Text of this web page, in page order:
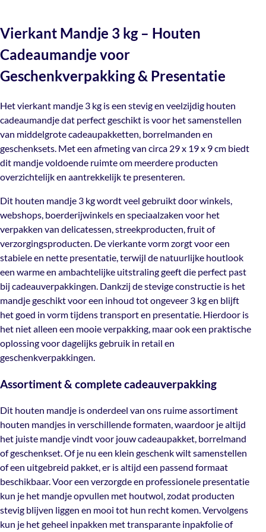
Artikelnummer MV03Z
€10,50 voor bestellingen binnen Nederland
€15 naar bestellingen in België
Mail ons
Het vierkant mandje 3 kg is een stevig en veelzijdig
houten cadeaumandje dat perfect geschikt is voor het
samenstellen van middelgrote cadeaupakketten,
borrelmanden en geschenksets. Met een afmeting van
om meerdere producten overzichtelijk en aantrekkelijk te
presenteren.
Dit houten mandje 3 kg wordt veel gebruikt door
winkels, webshops, boerderijwinkels en speciaalzaken
voor het verpakken van delicatessen, streekproducten,
voor een stabiele en nette presentatie, terwijl de
natuurlijke houtlook een warme en ambachtelijke
uitstraling geeft die perfect past bij cadeauverpakkingen.
Dankzij de stevige constructie is het mandje geschikt
voor een inhoud tot ongeveer 3 kg en blijft het goed in
vorm tijdens transport en presentatie. Hierdoor is het
niet alleen een mooie verpakking, maar ook een
praktische oplossing voor dagelijks gebruik in retail en
geschenkverpakkingen.
Assortiment & complete cadeauverpakking
assortiment houten mandjes in verschillende formaten,
cadeaupakket, borrelmand of geschenkset. Of je nu een
klein geschenk wilt samenstellen of een uitgebreid
pakket, er is altijd een passend formaat beschikbaar. Voor
een verzorgde en professionele presentatie kun je het
mandje opvullen methoutwol, zodat producten stevig
blijven liggen en mooi tot hun recht komen. Vervolgens
kun je het geheel inpakken met transparante inpakfolie
of cellofaanfolie, waardoor je eenvoudig een nette en
Vierkant Mandje 3 kg – Houten
Cadeaumandje voor
Geschenkverpakking & Presentatie
Het vierkant mandje 3 kg is een stevig en veelzijdig houten
cadeaumandje dat perfect geschikt is voor het samenstellen
van middelgrote cadeaupakketten, borrelmanden en
geschenksets. Met een afmeting van circa 29 x 19 x 9 cm biedt
dit mandje voldoende ruimte om meerdere producten
overzichtelijk en aantrekkelijk te presenteren.
Dit houten mandje 3 kg wordt veel gebruikt door winkels,
webshops, boerderijwinkels en speciaalzaken voor het
verpakken van delicatessen, streekproducten, fruit of
verzorgingsproducten. De vierkante vorm zorgt voor een
stabiele en nette presentatie, terwijl de natuurlijke houtlook
een warme en ambachtelijke uitstraling geeft die perfect past
bij cadeauverpakkingen. Dankzij de stevige constructie is het
mandje geschikt voor een inhoud tot ongeveer 3 kg en blijft
het goed in vorm tijdens transport en presentatie. Hierdoor is
het niet alleen een mooie verpakking, maar ook een praktische
oplossing voor dagelijks gebruik in retail en
geschenkverpakkingen.
Assortiment & complete cadeauverpakking
Dit houten mandje is onderdeel van ons ruime assortiment
houten mandjes in verschillende formaten, waardoor je altijd
het juiste mandje vindt voor jouw cadeaupakket, borrelmand
of geschenkset. Of je nu een klein geschenk wilt samenstellen
of een uitgebreid pakket, er is altijd een passend formaat
beschikbaar. Voor een verzorgde en professionele presentatie
kun je het mandje opvullen met houtwol, zodat producten
stevig blijven liggen en mooi tot hun recht komen. Vervolgens
kun je het geheel inpakken met transparante inpakfolie of